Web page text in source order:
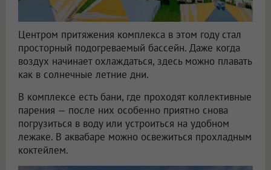
Центром притяжения комплекса в этом году стал
просторный подогреваемый бассейн. Даже когда
воздух начинает охлаждаться, здесь можно плавать
как в солнечные летние дни.
В комплексе есть бани, где проходят коллективные
парения — после них особенно приятно снова
погрузиться в воду или устроиться на удобном
лежаке. В аквабаре можно освежиться прохладным
коктейлем.